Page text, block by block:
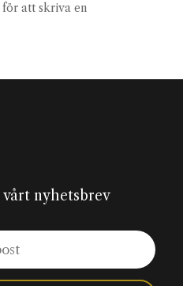
att skriva en
nyhetsbrev